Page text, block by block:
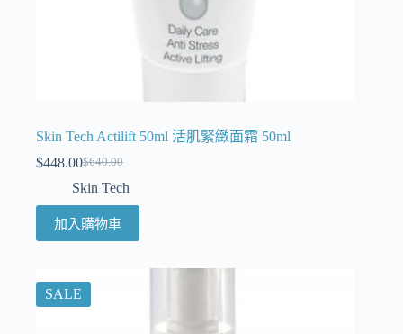
Skin Tech Actilift 50ml 活肌緊緻面霜 50ml
$640.00
$448.00
Skin Tech
加入購物車
SALE